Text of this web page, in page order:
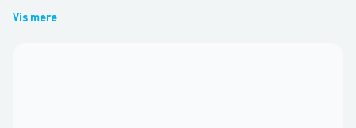
Vis mere